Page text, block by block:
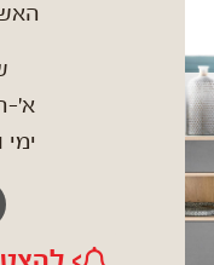
האשל 7 א.ת.
א'-ה' –
ימי ו' –